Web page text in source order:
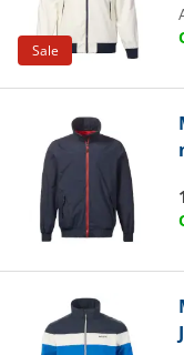
Sale